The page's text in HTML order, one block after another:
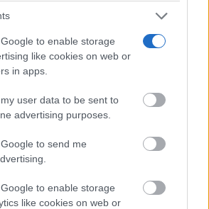
to enable storage
like cookies on web or
in apps.
user data to be sent to
advertising purposes.
to send me
to enable storage
like cookies on web or
sin razón? Estas señales lo